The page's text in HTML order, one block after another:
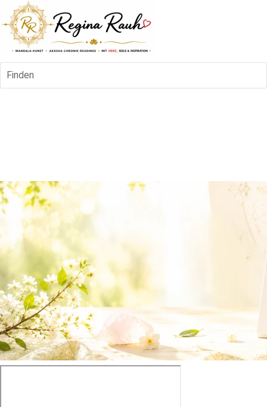
Finden